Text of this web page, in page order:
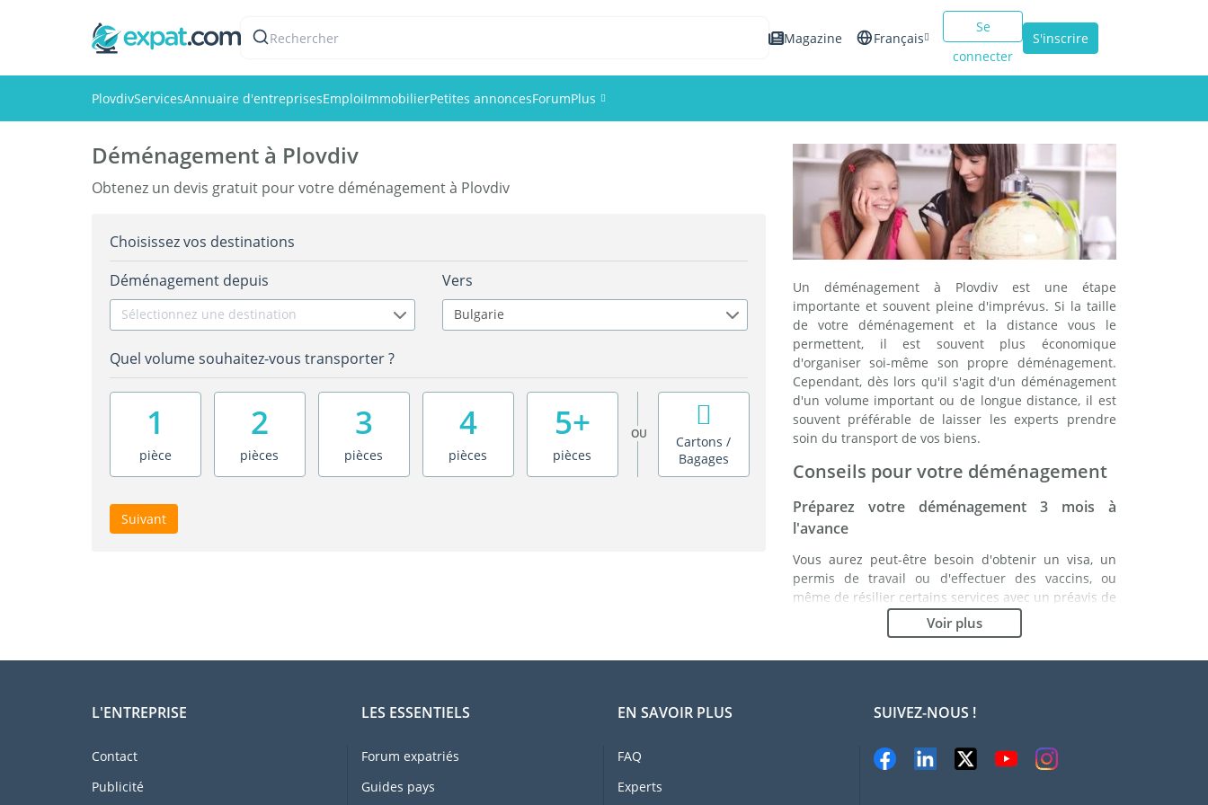
Rechercher Magazine Français
Italiano
Se
connecter
S'inscrire
PlovdivServicesAnnuaire d'entreprisesEmploiImmobilierPetites annoncesForumPlus
Déménagement à Plovdiv
Obtenez un devis gratuit pour votre déménagement à Plovdiv
Choisissez vos destinations
Déménagement depuis
Sélectionnez une destination
Vers
Bulgarie
Quel volume souhaitez-vous transporter ?
1
pièce
2
pièces
3
pièces
4
pièces
5+
pièces
OU
Cartons /
Bagages
Suivant
Un déménagement à Plovdiv est une étape
importante et souvent pleine d'imprévus. Si la taille
de votre déménagement et la distance vous le
permettent, il est souvent plus économique
d'organiser soi-même son propre déménagement.
Cependant, dès lors qu'il s'agit d'un déménagement
d'un volume important ou de longue distance, il est
souvent préférable de laisser les experts prendre
soin du transport de vos biens.
Conseils pour votre déménagement
Préparez votre déménagement 3 mois à
l'avance
Vous aurez peut-être besoin d'obtenir un visa, un
permis de travail ou d'effectuer des vaccins, ou
même de résilier certains services avec un préavis de
plusieurs mois. Etablissez une liste de ce que vous
avez à faire. En étant bien organisé, vous vous
Choisissez le bon déménageur
tout projet d'expatriation à Plovdiv. Les organismes
de régulation indépendants tels que la FIDI vous
Voir plus
L'ENTREPRISE
Contact
Publicité
LES ESSENTIELS
Forum expatriés
Guides pays
EN SAVOIR PLUS
FAQ
Experts
SUIVEZ-NOUS !